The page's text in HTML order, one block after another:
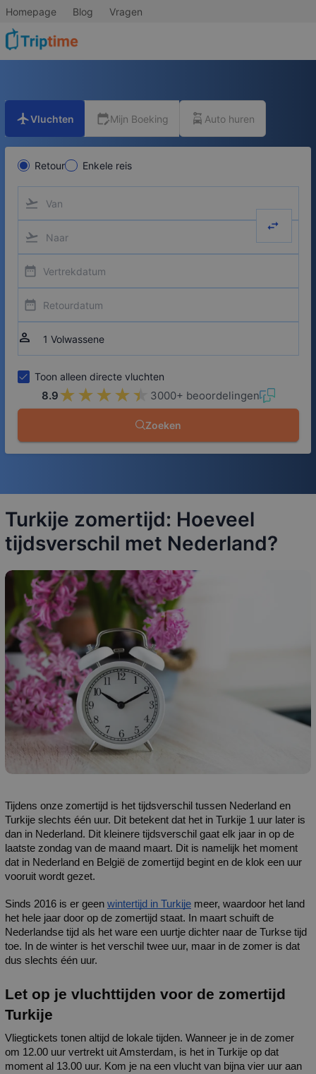
Homepage Blog Vragen
flightVluchten edit_calendarMijn Boeking car_rental Auto huren
Retour Enkele reis
flight_takeoff
flight_takeoff
date_range
date_range
person
Toon alleen directe vluchten
8.9 ★★★★★
★★★★★ 3000+ beoordelingen
Zoeken
Turkije zomertijd: Hoeveel
tijdsverschil met Nederland?
Tijdens onze zomertijd is het tijdsverschil tussen Nederland en
Turkije slechts één uur. Dit betekent dat het in Turkije 1 uur later is
dan in Nederland. Dit kleinere tijdsverschil gaat elk jaar in op de
laatste zondag van de maand maart. Dit is namelijk het moment
dat in Nederland en België de zomertijd begint en de klok een uur
vooruit wordt gezet.
Sinds 2016 is er geen wintertijd in Turkije meer, waardoor het land
het hele jaar door op de zomertijd staat. In maart schuift de
Nederlandse tijd als het ware een uurtje dichter naar de Turkse tijd
toe. In de winter is het verschil twee uur, maar in de zomer is dat
dus slechts één uur.
Let op je vluchttijden voor de zomertijd
Turkije
Vliegtickets tonen altijd de lokale tijden. Wanneer je in de zomer
om 12.00 uur vertrekt uit Amsterdam, is het in Turkije op dat
moment al 13.00 uur. Kom je na een vlucht van bijna vier uur aan